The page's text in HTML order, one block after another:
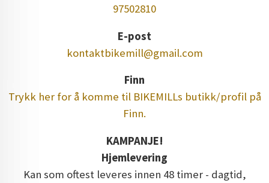
97502810
E-post
kontaktbikemill@gmail.com
Finn
Trykk her for å komme til BIKEMILLs butikk/profil på
Finn.
KAMPANJE!
Hjemlevering
Kan som oftest leveres innen 48 timer - dagtid,